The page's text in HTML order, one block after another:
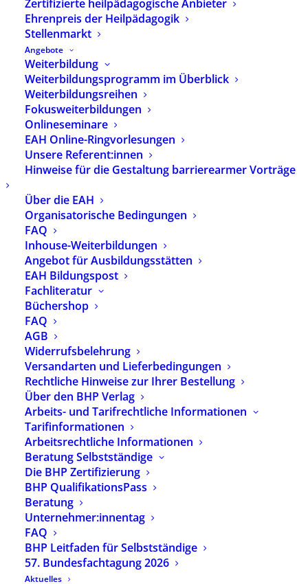
Zertifizierte heilpädagogische Anbieter
Ehrenpreis der Heilpädagogik
Stellenmarkt
Angebote
Weiterbildung
Weiterbildungsprogramm im Überblick
Weiterbildungsreihen
Fokusweiterbildungen
Onlineseminare
EAH Online-Ringvorlesungen
Unsere Referent:innen
Hinweise für die Gestaltung barrierearmer Vorträge
Über die EAH
Organisatorische Bedingungen
FAQ
Inhouse-Weiterbildungen
Angebot für Ausbildungsstätten
EAH Bildungspost
Fachliteratur
Büchershop
FAQ
AGB
Widerrufsbelehrung
Versandarten und Lieferbedingungen
Rechtliche Hinweise zur Ihrer Bestellung
Über den BHP Verlag
Arbeits- und Tarifrechtliche Informationen
Tarifinformationen
Arbeitsrechtliche Informationen
Beratung Selbstständige
Die BHP Zertifizierung
BHP QualifikationsPass
Beratung
Unternehmer:innentag
FAQ
BHP Leitfaden für Selbstständige
57. Bundesfachtagung 2026
Aktuelles
Immer auf dem Laufenden sein?
Abonnieren Sie unseren Newsletter.
Zur Newsletter-Anmeldung
Kontakt
Herzbergstrasse 82–84
10365 Berlin
Telefon: 030 – 40 60 50 60
Fax: 030 – 40 60 50 69
eMail:info@bhponline.de
Telefonzeiten
Montag | Mittwoch
9–13 & 14–16 Uhr
Dienstag | Donnerstag
9–13 & 14–17:30 Uhr
Shop
Widerrufsbelehrung
Zahlungsarten
AGB
Rechtliche Hinweise zur Ihrer Bestellung
Vertrag widerrufen
Kontakt | Impressum